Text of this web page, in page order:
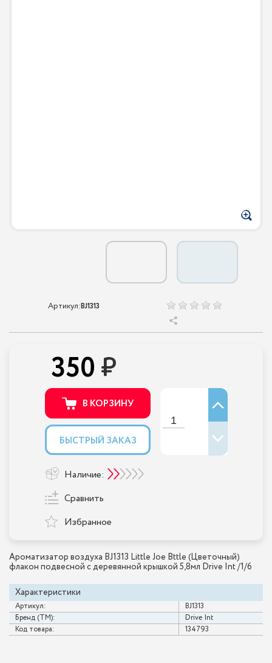
Артикул:BJ1313
Ароматизатор воздуха BJ1313 Little Joe Bttle (Цветочный)
флакон подвесной с деревянной крышкой 5,8мл Drive Int /1/6
Характеристики
Артикул:
BJ1313
Бренд (ТМ):
Drive Int
Код товара:
134793
350
В КОРЗИНУ
БЫСТРЫЙ ЗАКАЗ
Наличие:
Сравнить
Избранное